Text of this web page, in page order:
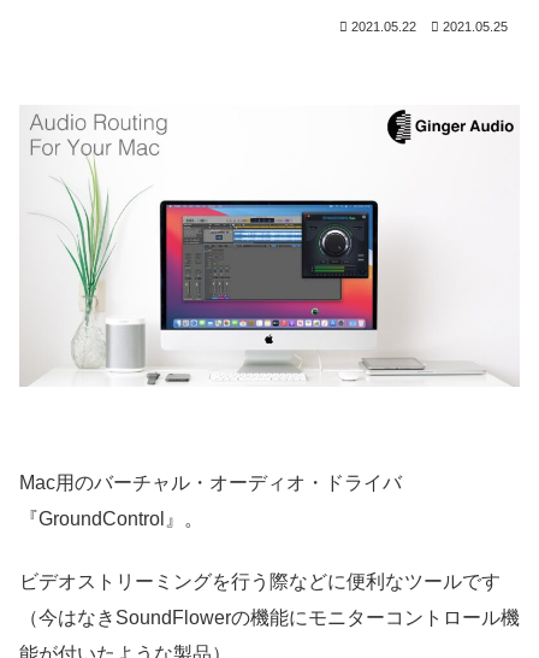
2021.05.22 2021.05.25
Mac用のバーチャル・オーディオ・ドライバ
『GroundControl』。
ビデオストリーミングを行う際などに便利なツールです
（今はなきSoundFlowerの機能にモニターコントロール機
能が付いたような製品）。